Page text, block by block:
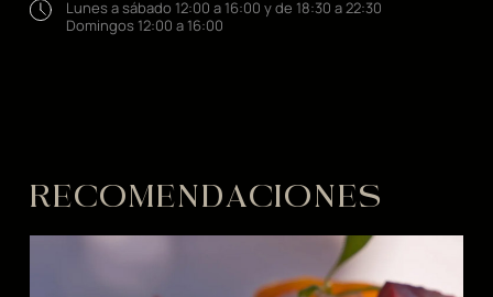
Lunes a sábado 12:00 a 16:00 y de 18:30 a 22:30
Domingos 12:00 a 16:00
RECOMENDACIONES